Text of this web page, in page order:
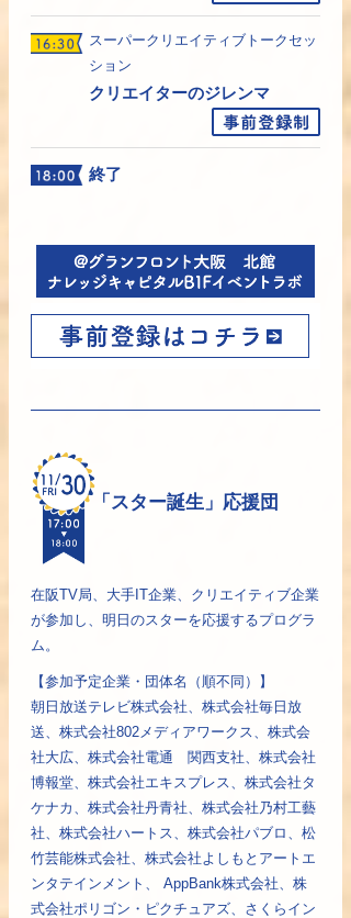
スーパークリエイティブトークセッ
ション
クリエイターのジレンマ
終了
「スター誕生」応援団
在阪TV局、大手IT企業、クリエイティブ企業
が参加し、明日のスターを応援するプログラ
ム。
【参加予定企業・団体名（順不同）】
朝日放送テレビ株式会社、株式会社毎日放
送、株式会社802メディアワークス、株式会
社大広、株式会社電通 関西支社、株式会社
博報堂、株式会社エキスプレス、株式会社タ
ケナカ、株式会社丹青社、株式会社乃村工藝
社、株式会社ハートス、株式会社パブロ、松
竹芸能株式会社、株式会社よしもとアートエ
ンタテインメント、 AppBank株式会社、株
式会社ポリゴン・ピクチュアズ、さくらイン